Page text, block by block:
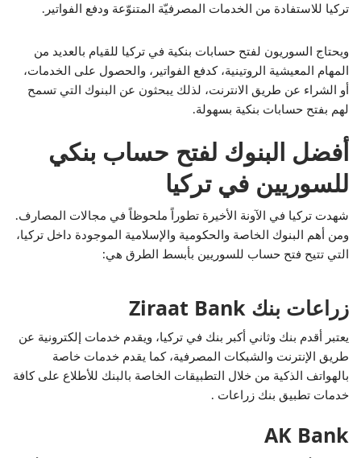
تركيا للاستفادة من الخدمات المصرفيّة المتنوّعة ودفع الفواتير.
ويحتاج السوريون لفتح حسابات بنكية في تركيا للقيام بالعديد من
المهام المعيشية الروتينية، كدفع الفواتير، والحصول على الخدمات،
أو الشراء عن طريق الانترنت، لذلك يبحثون عن البنوك التي تسمح
لهم بفتح حسابات بنكية بسهولة.
أفضل البنوك لفتح حساب بنكي
للسوريين في تركيا
شهدت تركيا في الآونة الأخيرة تطوراً ملحوظاً في مجالات المصارف.
ومن أهم البنوك الخاصة والحكومية والإسلامية الموجودة داخل تركيا،
التي تتيح فتح حساب للسوريين بأبسط الطرق هي:
زراعات بنك Ziraat Bank
يعتبر أقدم بنك وثاني أكبر بنك في تركيا، ويقدم خدمات إلكترونية عن
طريق الإنترنت والشبكات المصرفية، كما يقدم خدمات خاصة
بالهواتف الذكية من خلال التطبيقات الخاصة بالبنك للأطلاع على كافة
خدمات تطبيق بنك زراعات .
AK Bank